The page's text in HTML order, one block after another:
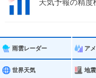
天気予報の精度
雨雲レーダー ア
世界天気 地